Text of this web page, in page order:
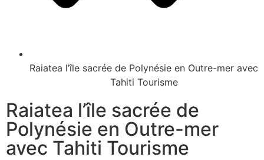
Raiatea l’île sacrée de Polynésie en Outre-mer avec
Tahiti Tourisme
Raiatea l’île sacrée de
Polynésie en Outre-mer
avec Tahiti Tourisme